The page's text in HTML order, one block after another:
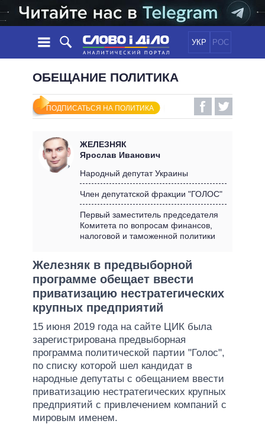
УКР РОС
НОВОСТИ
ЛЕНТА
СОБЫТИЯ
СТАТЬИ
МНЕНИЯ
ОБЗОРЫ
ДАЙДЖЕСТЫ
ПОЛИТИКА
ЭКОНОМИКА
МИР
ОБЕЩАНИЯ
ВСЕ ПОЛИТИКИ
ПРЕЗИДЕНТ И ОФИС
КАБИНЕТ МИНИСТРОВ
ГЛАВЫ ОБЛАДМИНИСТРАЦИЙ
ИНФОГРАФИКА
ВИДЕО
ПОДДЕРЖАТЬ
СРАВНЕНИЕ ПОЛИТИКОВ
ОБЕЩАНИЕ ПОЛИТИКА
ПОДПИСАТЬСЯ НА ПОЛИТИКА
ЖЕЛЕЗНЯК
Ярослав Иванович
Народный депутат Украины
Член депутатской фракции "ГОЛОС"
Первый заместитель председателя
Комитета по вопросам финансов,
налоговой и таможенной политики
Железняк в предвыборной
программе обещает ввести
приватизацию нестратегических
крупных предприятий
15 июня 2019 года на сайте ЦИК была
зарегистрирована предвыборная
программа политической партии "Голос",
по списку которой шел кандидат в
народные депутаты с обещанием ввести
приватизацию нестратегических крупных
предприятий с привлечением компаний с
мировым именем.